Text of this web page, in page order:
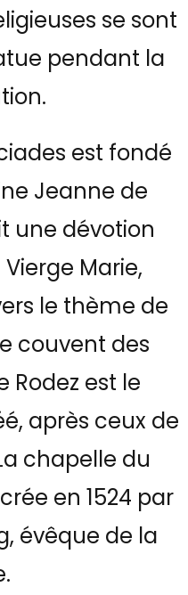
se sont
pendant la
est fondé
Jeanne de
une dévotion
Marie,
le thème de
couvent des
Rodez est le
après ceux de
chapelle du
en 1524 par
évêque de la